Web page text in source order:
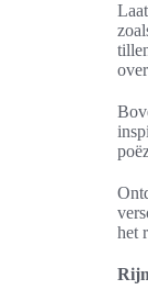
het